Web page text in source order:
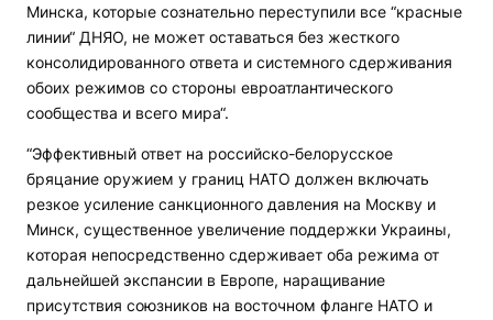
Минска, которые сознательно переступили все “красные
линии“ ДНЯО, не может оставаться без жесткого
консолидированного ответа и системного сдерживания
обоих режимов со стороны евроатлантического
сообщества и всего мира“.
“Эффективный ответ на российско-белорусское
бряцание оружием у границ НАТО должен включать
резкое усиление санкционного давления на Москву и
Минск, существенное увеличение поддержки Украины,
которая непосредственно сдерживает оба режима от
дальнейшей экспансии в Европе, наращивание
присутствия союзников на восточном фланге НАТО и